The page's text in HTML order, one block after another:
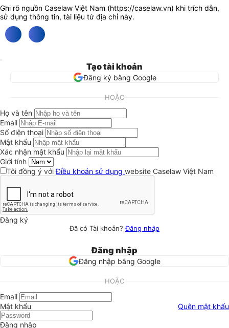
Ghi rõ nguồn Caselaw Việt Nam (https://caselaw.vn) khi trích dẫn,
sử dụng thông tin, tài liệu từ địa chỉ này.
Tạo tài khoản
Đăng ký bằng Google
HOẶC
Họ và tên
Email
Số điện thoại
Mật khẩu
Xác nhận mật khẩu
Giới tính
Tôi đồng ý vớiĐiều khoản sử dụng website Caselaw Việt Nam
Đăng ký
Đã có Tài khoản?Đăng nhập
Đăng nhập
Đăng nhập bằng Google
HOẶC
Email
Mật khẩu
Quên mật khẩu
Đăng nhập